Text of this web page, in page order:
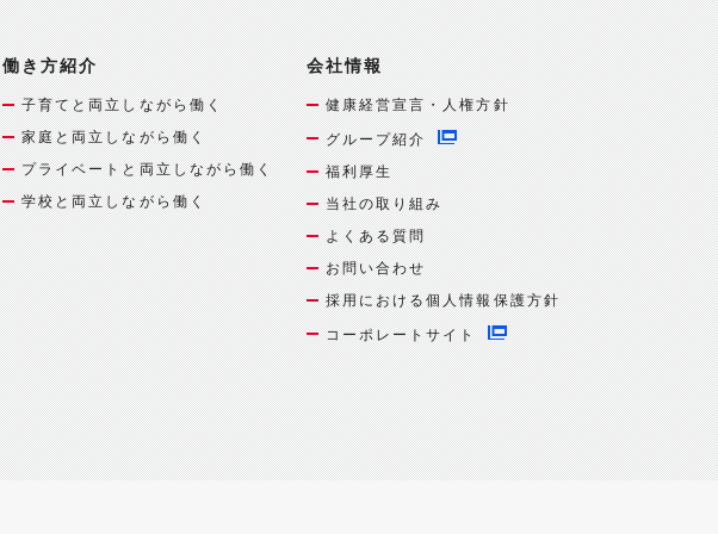
働き方紹介
子育てと両立しながら働く
家庭と両立しながら働く
プライベートと両立しながら働く
学校と両立しながら働く
会社情報
健康経営宣言・人権方針
グループ紹介
福利厚生
当社の取り組み
よくある質問
お問い合わせ
採用における個人情報保護方針
コーポレートサイト